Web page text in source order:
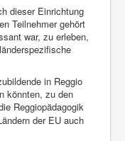
dieser Einrichtung
Teilnehmer gehört
war, zu erleben,
in Reggio
könnten, zu den
Reggiopädagogik
der EU auch